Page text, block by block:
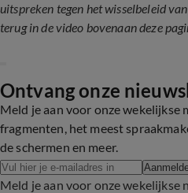
uitspreken tegen het wisselbeleid
terug in de video bovenaan deze
Ontvang onze
Meld je aan voor onze wekelijkse
fragmenten, het meest
de schermen en meer.
Meld je aan voor onze wekelijkse